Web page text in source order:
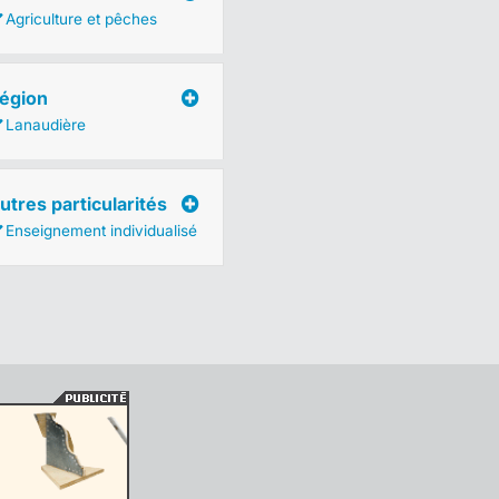
Agriculture et pêches
Lanaudière
particularités
Enseignement individualisé